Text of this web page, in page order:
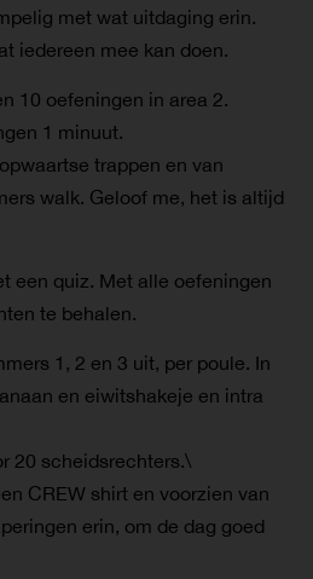
met wat uitdaging erin.
iedereen mee kan doen.
10 oefeningen in area 2.
1 minuut.
trappen en van
walk. Geloof me, het is altijd
een quiz. Met alle oefeningen
te behalen.
1, 2 en 3 uit, per poule. In
en eiwitshakeje en intra
20 scheidsrechters.\
CREW shirt en voorzien van
erin, om de dag goed